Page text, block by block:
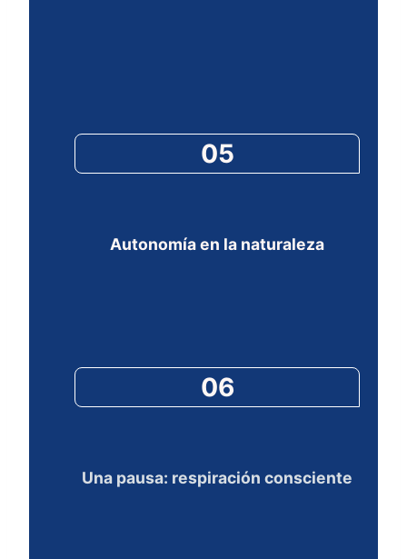
05
Autonomía en la naturaleza
06
Una pausa: respiración consciente